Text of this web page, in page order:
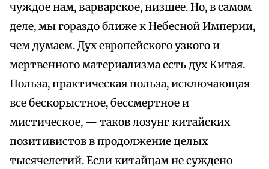
чуждое нам, варварское, низшее. Но, в самом
деле, мы гораздо ближе к Небесной Империи,
чем думаем. Дух европейского узкого и
мертвенного материализма есть дух Китая.
Польза, практическая польза, исключающая
все бескорыстное, бессмертное и
мистическое, — таков лозунг китайских
позитивистов в продолжение целых
тысячелетий. Если китайцам не суждено